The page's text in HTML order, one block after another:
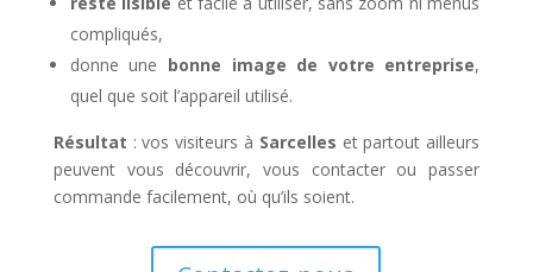
compliqués,
donne une bonne image de votre entreprise,
quel que soit l’appareil utilisé.
Résultat : vos visiteurs à Sarcelles et partout ailleurs
peuvent vous découvrir, vous contacter ou passer
commande facilement, où qu’ils soient.